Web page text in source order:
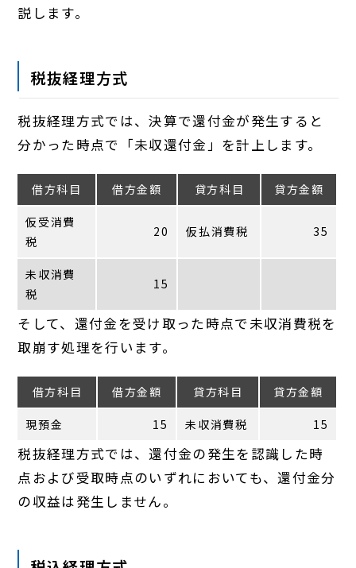
説します。
税抜経理方式
税抜経理方式では、決算で還付金が発生すると
分かった時点で「未収還付金」を計上します。
借方科目 借方金額 貸方科目 貸方金額
仮受消費
税
20 仮払消費税 35
未収消費
税
15
そして、還付金を受け取った時点で未収消費税を
取崩す処理を行います。
借方科目 借方金額 貸方科目 貸方金額
現預金 15 未収消費税 15
税抜経理方式では、還付金の発生を認識した時
点および受取時点のいずれにおいても、還付金分
の収益は発生しません。